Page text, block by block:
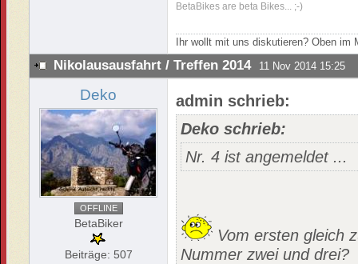
BetaBikes are beta Bikes... ;-)
Ihr wollt mit uns diskutieren? Oben
Nikolausausfahrt / Treffen 2014 11 Nov 2014 15:25
Deko
OFFLINE
BetaBiker
Beiträge: 507
admin schrieb:
Deko schrieb:
Nr. 4 ist angemeldet ...
Vom ersten gleich
Nummer zwei und drei?